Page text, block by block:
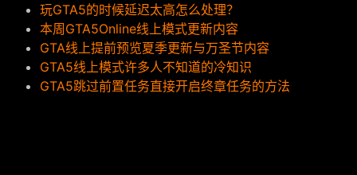
玩GTA5的时候延迟太高怎么处理？
本周GTA5Online线上模式更新内容
GTA线上提前预览夏季更新与万圣节内容
GTA5线上模式许多人不知道的冷知识
GTA5跳过前置任务直接开启终章任务的方法